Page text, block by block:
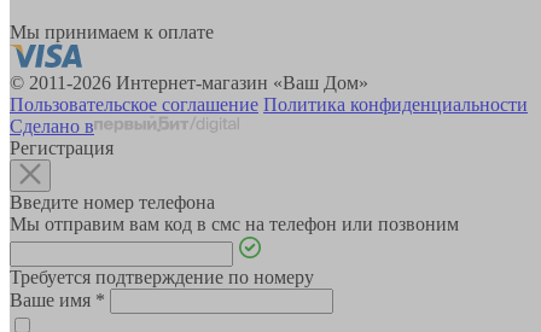
Мы принимаем к оплате
© 2011-2026 Интернет-магазин «Ваш Дом»
Пользовательское соглашение Политика конфиденциальности
Сделано в
Регистрация
Введите номер телефона
Мы отправим вам код в смс на телефон или позвоним
Требуется подтверждение по номеру
Ваше имя *